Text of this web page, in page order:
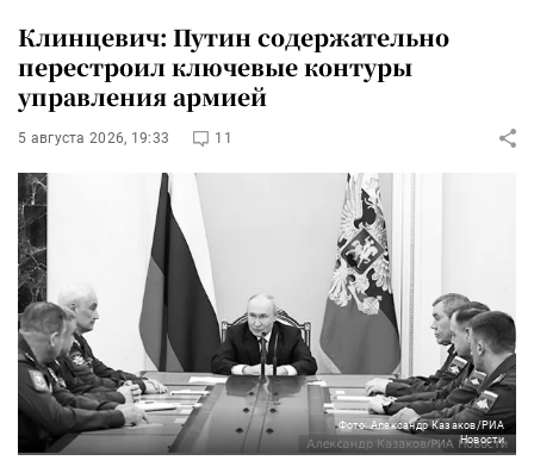
Клинцевич: Путин содержательно
перестроил ключевые контуры
управления армией
5 августа 2026, 19:33 11
Фото: Александр Казаков/РИА
Новости